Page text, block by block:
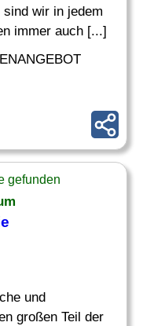
wir in jedem
immer auch [...]
gefunden
und
großen Teil der